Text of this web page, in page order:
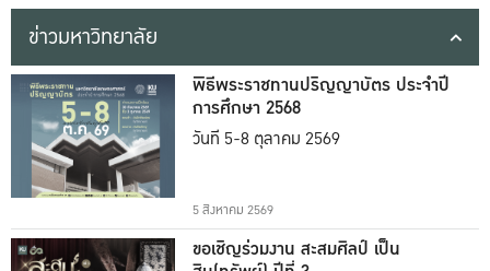
ข่าวมหาวิทยาลัย
พิธีพระราชทานปริญญาบัตร ประจำปี
การศึกษา 2568
วันที่ 5-8 ตุลาคม 2569
5 สิงหาคม 2569
ขอเชิญร่วมงาน สะสมศิลป์ เป็น